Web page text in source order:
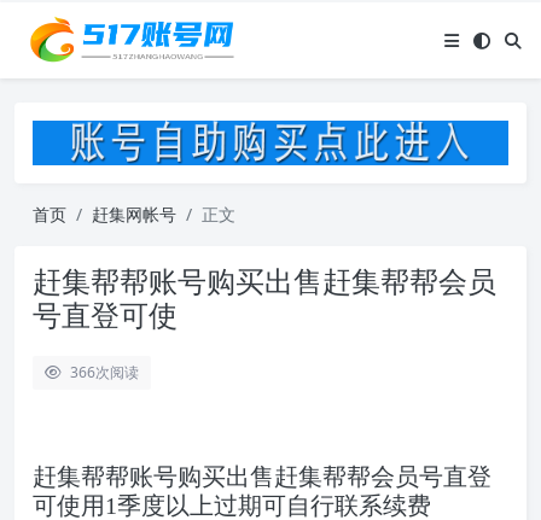
首页 赶集网帐号 正文
赶集帮帮账号购买出售赶集帮帮会员
号直登可使
366次阅读
赶集帮帮账号购买出售赶集帮帮会员号直登
可使用1季度以上过期可自行联系续费